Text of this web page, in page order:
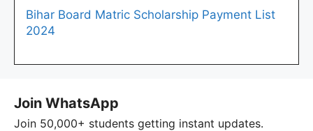
Bihar Board Matric Scholarship Payment List
2024
Join WhatsApp
Join 50,000+ students getting instant updates.